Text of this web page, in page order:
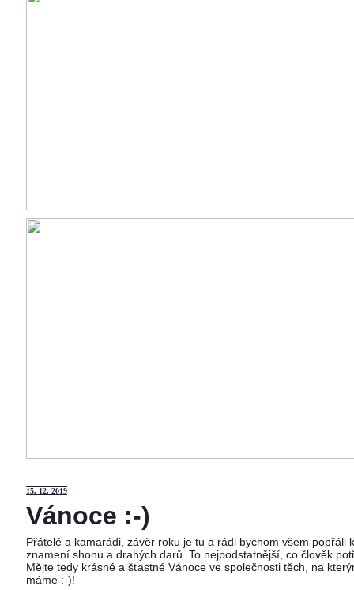
15. 12. 2019
Vánoce :-)
Přátelé a kamarádi, závěr roku je tu a rádi bychom všem
znamení shonu a drahých darů. To nejpodstatnější, co člověk
Mějte tedy krásné a šťastné Vánoce ve společnosti těch, na
máme :-)!